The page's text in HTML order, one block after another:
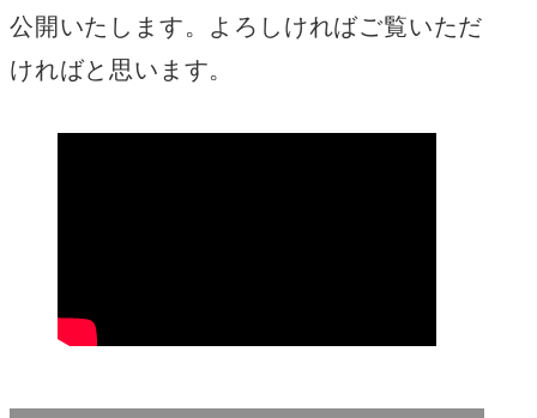
公開いたします。よろしければご覧いただ
ければと思います。